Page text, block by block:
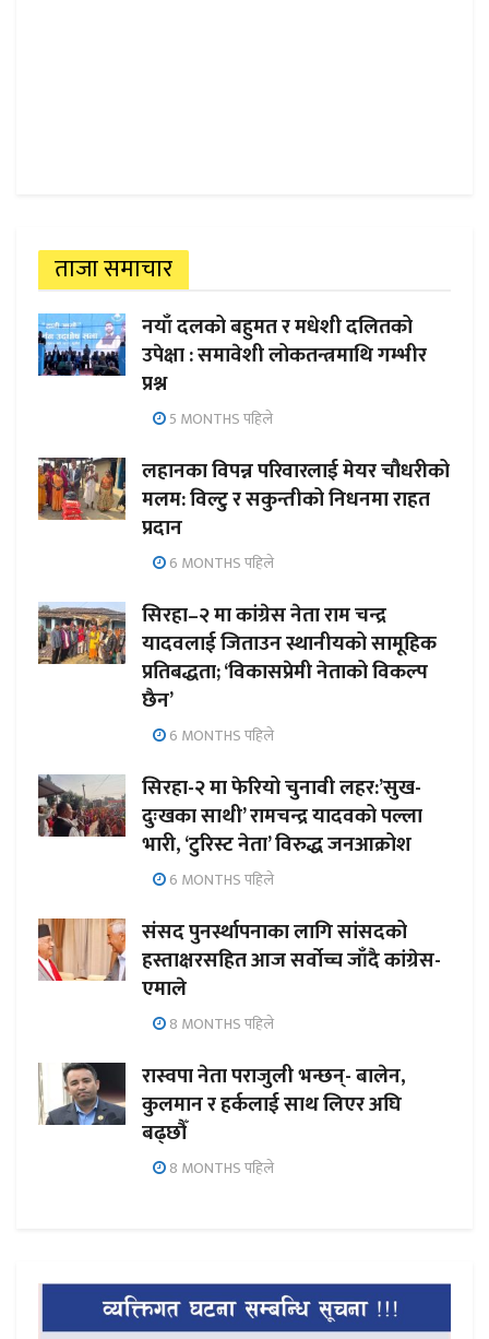
ताजा समाचार
नयाँ दलको बहुमत र मधेशी दलितको
उपेक्षा : समावेशी लोकतन्त्रमाथि गम्भीर
प्रश्न
5 MONTHS पहिले
लहानका विपन्न परिवारलाई मेयर चौधरीको
मलम: विल्टु र सकुन्तीको निधनमा राहत
प्रदान
6 MONTHS पहिले
सिरहा–२ मा कांग्रेस नेता राम चन्द्र
यादवलाई जिताउन स्थानीयको सामूहिक
प्रतिबद्धता; ‘विकासप्रेमी नेताको विकल्प
छैन’
6 MONTHS पहिले
सिरहा-२ मा फेरियो चुनावी लहर:’सुख-
दुःखका साथी’ रामचन्द्र यादवको पल्ला
भारी, ‘टुरिस्ट नेता’ विरुद्ध जनआक्रोश
6 MONTHS पहिले
संसद पुनर्स्थापनाका लागि सांसदको
हस्ताक्षरसहित आज सर्वोच्च जाँदै कांग्रेस-
एमाले
8 MONTHS पहिले
रास्वपा नेता पराजुली भन्छन्- बालेन,
कुलमान र हर्कलाई साथ लिएर अघि
बढ्छौँ
8 MONTHS पहिले